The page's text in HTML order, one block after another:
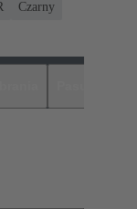
Czarny